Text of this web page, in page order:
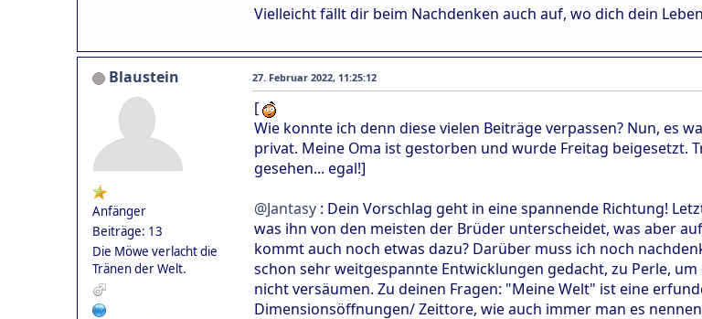
Vielleicht fällt dir beim Nachdenken auch auf, wo dich dein
Blaustein
Anfänger
Beiträge: 13
Die Möwe verlacht die
Tränen der Welt.
27. Februar 2022, 11:25:12
[
Wie konnte ich denn diese vielen Beiträge verpassen? Nun, es
privat. Meine Oma ist gestorben und wurde Freitag
gesehen... egal!]
@Jantasy : Dein Vorschlag geht in eine spannende Richtung!
was ihn von den meisten der Brüder unterscheidet, was aber
kommt auch noch etwas dazu? Darüber muss ich noch
schon sehr weitgespannte Entwicklungen gedacht, zu Perle,
nicht versäumen. Zu deinen Fragen: "Meine Welt" ist eine
Dimensionsöffnungen/ Zeittore, wie auch immer man es